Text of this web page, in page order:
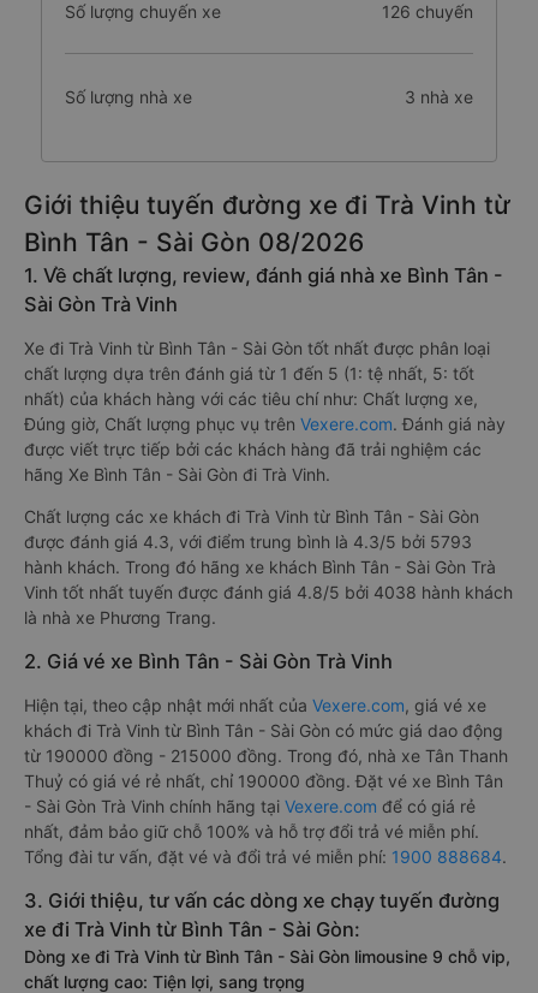
Số lượng chuyến xe 126 chuyến
Số lượng nhà xe 3 nhà xe
Giới thiệu tuyến đường xe đi Trà Vinh từ
Bình Tân - Sài Gòn 08/2026
1. Về chất lượng, review, đánh giá nhà xe Bình Tân -
Sài Gòn Trà Vinh
Xe đi Trà Vinh từ Bình Tân - Sài Gòn tốt nhất được phân loại
chất lượng dựa trên đánh giá từ 1 đến 5 (1: tệ nhất, 5: tốt
nhất) của khách hàng với các tiêu chí như: Chất lượng xe,
Đúng giờ, Chất lượng phục vụ trên Vexere.com. Đánh giá này
được viết trực tiếp bởi các khách hàng đã trải nghiệm các
hãng Xe Bình Tân - Sài Gòn đi Trà Vinh.
Chất lượng các xe khách đi Trà Vinh từ Bình Tân - Sài Gòn
được đánh giá 4.3, với điểm trung bình là 4.3/5 bởi 5793
hành khách. Trong đó hãng xe khách Bình Tân - Sài Gòn Trà
Vinh tốt nhất tuyến được đánh giá 4.8/5 bởi 4038 hành khách
là nhà xe Phương Trang.
2. Giá vé xe Bình Tân - Sài Gòn Trà Vinh
Hiện tại, theo cập nhật mới nhất của Vexere.com, giá vé xe
khách đi Trà Vinh từ Bình Tân - Sài Gòn có mức giá dao động
từ 190000 đồng - 215000 đồng. Trong đó, nhà xe Tân Thanh
Thuỷ có giá vé rẻ nhất, chỉ 190000 đồng. Đặt vé xe Bình Tân
- Sài Gòn Trà Vinh chính hãng tại Vexere.com để có giá rẻ
nhất, đảm bảo giữ chỗ 100% và hỗ trợ đổi trả vé miễn phí.
Tổng đài tư vấn, đặt vé và đổi trả vé miễn phí: 1900 888684.
3. Giới thiệu, tư vấn các dòng xe chạy tuyến đường
xe đi Trà Vinh từ Bình Tân - Sài Gòn:
Dòng xe đi Trà Vinh từ Bình Tân - Sài Gòn limousine 9 chỗ vip,
chất lượng cao: Tiện lợi, sang trọng